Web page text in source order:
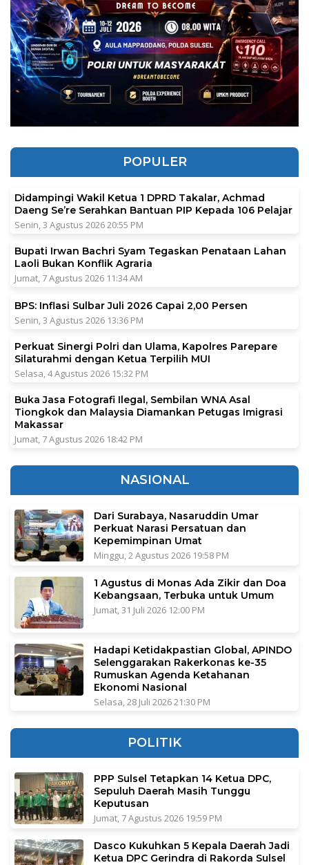
POPULER
Didampingi Wakil Ketua 1 DPRD Takalar, Achmad
Daeng Se’re Serahkan Bantuan PIP Kepada 106 Pelajar
Senin, 3 Agustus 2026 20:55 PM
Bupati Irwan Bachri Syam Tegaskan Penataan Lahan
Laoli Bukan Konflik Agraria
Jumat, 7 Agustus 2026 11:34 AM
BPS: Inflasi Sulbar Juli 2026 Capai 2,00 Persen
Senin, 3 Agustus 2026 13:36 PM
Perkuat Sinergi Polri dan Ulama, Kapolres Parepare
Silaturahmi dengan Ketua Terpilih MUI
Selasa, 4 Agustus 2026 15:32 PM
Buka Jasa Fotografi Ilegal, Sembilan WNA Asal
Tiongkok dan Malaysia Diamankan Petugas Imigrasi
Makassar
Jumat, 7 Agustus 2026 18:42 PM
NASIONAL
Dari Surabaya, Nasaruddin Umar
Perkuat Narasi Persatuan dan
Kepemimpinan Umat
Minggu, 2 Agustus 2026 19:58 PM
1 Agustus di Monas Ada Zikir dan Doa
Kebangsaan, Terbuka untuk Umum
Jumat, 31 Juli 2026 12:00 PM
Hadapi Ketidakpastian Global, APINDO
Selenggarakan Rakerkonas ke-35
Rumuskan Agenda Ketahanan
Ekonomi Nasional
Selasa, 28 Juli 2026 21:30 PM
POLITIK
PPP Sulsel Tetapkan 14 Ketua DPC,
Sepuluh Daerah Masih Tunggu
Keputusan
Jumat, 7 Agustus 2026 19:59 PM
Dasco Kukuhkan 5 Kepala Daerah Jadi
Ketua DPC Gerindra di Rakorda Sulsel